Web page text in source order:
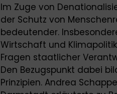
Im Zuge von
der Schutz von
bedeutender.
Wirtschaft und
Fragen staatlicher
Den Bezugspunkt dabei
Prinzipien. Andrea